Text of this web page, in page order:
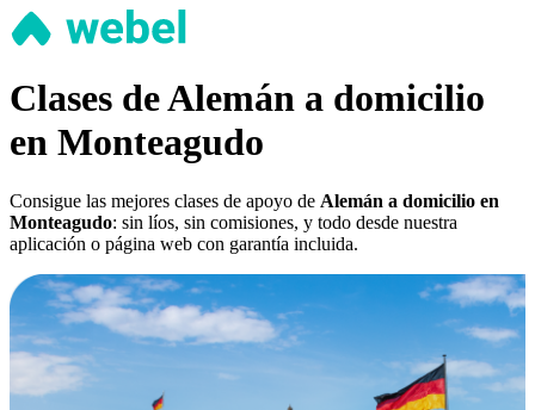
Clases de Alemán a domicilio
en Monteagudo
Consigue las mejores clases de apoyo de Alemán a domicilio en
Monteagudo: sin líos, sin comisiones, y todo desde nuestra
aplicación o página web con garantía incluida.